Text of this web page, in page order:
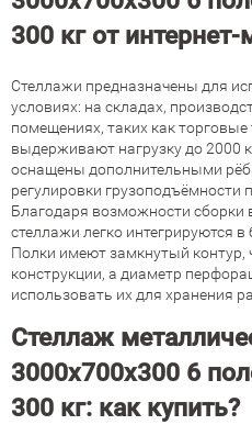
300 кг от
Стеллажи предназначены для
условиях: на складах,
помещениях, таких как
выдерживают нагрузку до 2000
оснащены дополнительными
регулировки грузоподъёмности
Благодаря возможности сборки
стеллажи легко интегрируются
Полки имеют замкнутый контур,
конструкции, а диаметр
использовать их для хранения
Стеллаж
3000х700х300 6
300 кг: как купить?